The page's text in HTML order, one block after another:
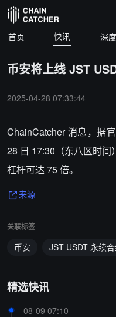
首页 快讯 深度
币安将上线 JST
2025-04-28 07:33:44
ChainCatcher 消息，据
28 日 17:30（东八区时
杠杆可达 75 倍。
来源
关联标签
币安 JST USDT 永续
精选快讯
08-09 07:10